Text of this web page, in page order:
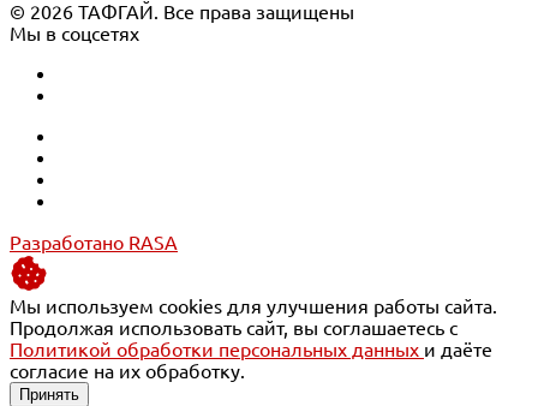
© 2026 ТАФГАЙ. Все права защищены
Мы в соцсетях
Разработано RASA
Мы используем cookies для улучшения работы сайта.
Продолжая использовать сайт, вы соглашаетесь с
Политикой обработки персональных данных и даёте
согласие на их обработку.
Принять